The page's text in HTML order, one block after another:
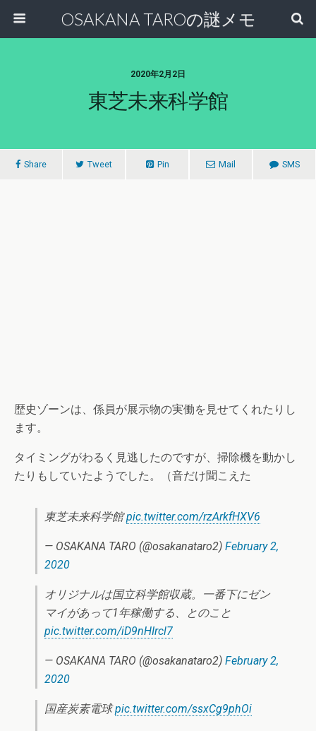
OSAKANA TAROの謎メモ
2020年2月2日
東芝未来科学館
Share Tweet Pin Mail SMS
歴史ゾーンは、係員が展示物の実働を見せてくれたりし
ます。
タイミングがわるく見逃したのですが、掃除機を動かし
たりもしていたようでした。（音だけ聞こえた
東芝未来科学館pic.twitter.com/rzArkfHXV6
— OSAKANA TARO (@osakanataro2) February 2,
2020
オリジナルは国立科学館収蔵。一番下にゼン
マイがあって1年稼働する、とのこと
pic.twitter.com/iD9nHIrcl7
— OSAKANA TARO (@osakanataro2) February 2,
2020
国産炭素電球pic.twitter.com/ssxCg9phOi